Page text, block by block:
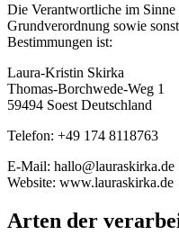
Die Verantwortliche im
Grundverordnung sowie
Bestimmungen ist:
Laura-Kristin Skirka
Thomas-Borchwede-Weg 1
59494 Soest Deutschland
Telefon: +49 174 8118763
E-Mail: hallo@lauraskirka.de
Website: www.lauraskirka.de
Arten der